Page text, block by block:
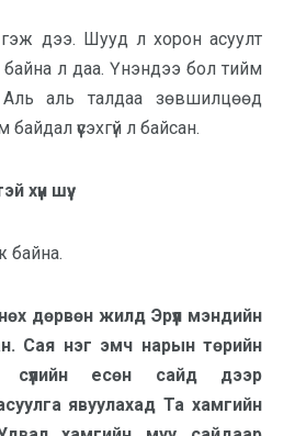
дээ. Шууд л хорон асуулт
байна л даа. Үнэндээ бол тийм
аль талдаа зөвшилцөөд
үүсэхгүй л байсан.
хүн шүү.
байна.
дөрвөн жилд Эрүүл мэндийн
Сая нэг эмч нарын төрийн
сүүлийн есөн сайд дээр
явуулахад Та хамгийн